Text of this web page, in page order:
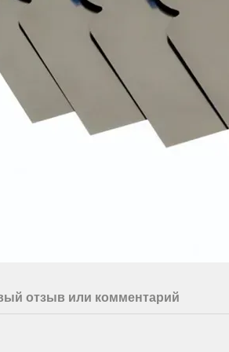
отзыв или комментарий